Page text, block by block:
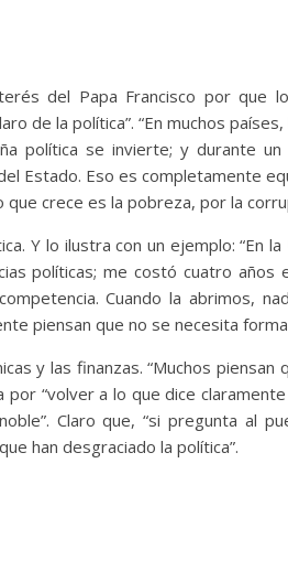
del Papa Francisco por que
de la política”. “En muchos
política se invierte; y durante
Estado. Eso es completamente
crece es la pobreza, por la
Y lo ilustra con un ejemplo: “En
políticas; me costó cuatro años
Cuando la abrimos,
piensan que no se necesita
y las finanzas. “Muchos piensan
“volver a lo que dice
Claro que, “si pregunta al
han desgraciado la política”.